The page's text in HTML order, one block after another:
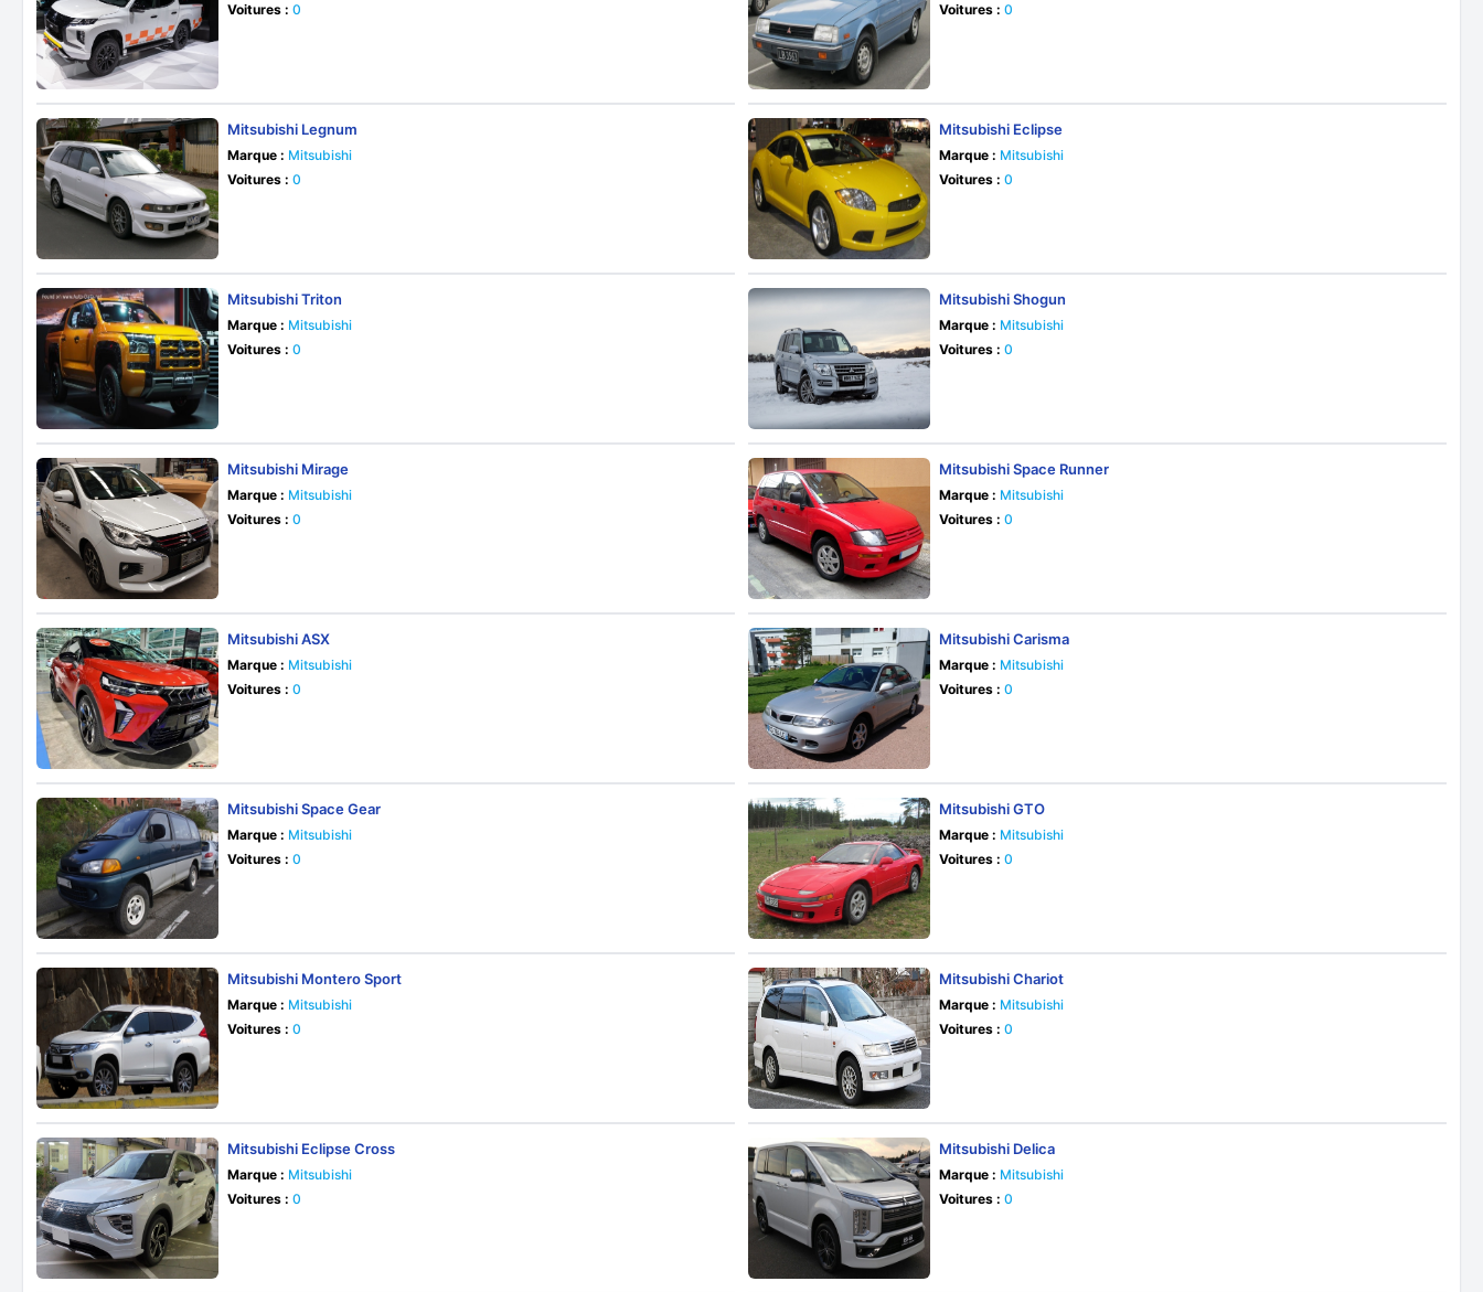
Voitures : 0
Voitures : 0
Mitsubishi Legnum
Marque : Mitsubishi
Voitures : 0
Mitsubishi Eclipse
Marque : Mitsubishi
Voitures : 0
Mitsubishi Triton
Marque : Mitsubishi
Voitures : 0
Mitsubishi Shogun
Marque : Mitsubishi
Voitures : 0
Mitsubishi Mirage
Marque : Mitsubishi
Voitures : 0
Mitsubishi Space Runner
Marque : Mitsubishi
Voitures : 0
Mitsubishi ASX
Marque : Mitsubishi
Voitures : 0
Mitsubishi Carisma
Marque : Mitsubishi
Voitures : 0
Mitsubishi Space Gear
Marque : Mitsubishi
Voitures : 0
Mitsubishi GTO
Marque : Mitsubishi
Voitures : 0
Mitsubishi Montero Sport
Marque : Mitsubishi
Voitures : 0
Mitsubishi Chariot
Marque : Mitsubishi
Voitures : 0
Mitsubishi Eclipse Cross
Marque : Mitsubishi
Voitures : 0
Mitsubishi Delica
Marque : Mitsubishi
Voitures : 0